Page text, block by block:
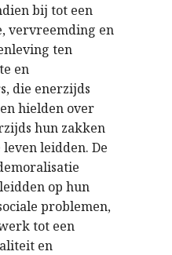
bij tot een
vervreemding en
ten
en
die enerzijds
hielden over
hun zakken
leidden. De
op hun
problemen,
tot een
en